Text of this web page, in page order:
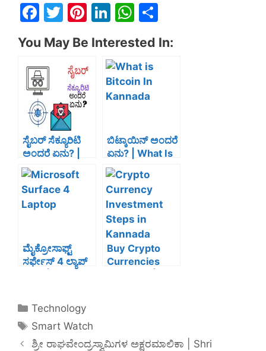
F
a
c
e
b
o
o
k
T
w
itt
er
Pi
nt
er
e
st
Li
k
e
dI
n
W
at
s
A
p
h
ar
You May Be Interested In:
ಸೈಬರ್ ಸೆಕ್ಯೂರಿಟಿ
ಅಂದರೆ ಏನು? |
What Is Cyber
Security In
Kannada
ಬಿಟ್ಕಾಯಿನ್ ಅಂದರೆ
ಏನು? | What Is
Bitcoin In
Kannada
ಮೈಕ್ರೋಸಾಫ್ಟ್
ಸರ್ಫೇಸ್ 4 ಲ್ಯಾಪ್
Laptop Details
In Kannada
English
Buy Crypto
Currencies
Technology
Smart Watch
ಶ್ರೀ ರಾಘವೇಂದ್ರಸ್ವಾಮಿಗಳ ಅಕ್ಷರಮಾಲಿಕಾ | Shri